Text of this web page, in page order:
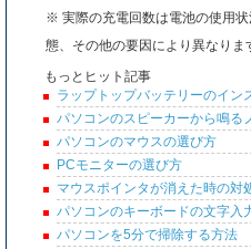
※ 実際の充電回数は電池の使用
態、その他の要因により異なりま
もっとヒット記事
ラップトップバッテリーのイン
パソコンのスピーカーから鳴る
パソコンのマウスの選び方
PCモニターの選び方
マウスポインタが消えた時の対
パソコンのキーボードの文字入
パソコンを5分で掃除する方法